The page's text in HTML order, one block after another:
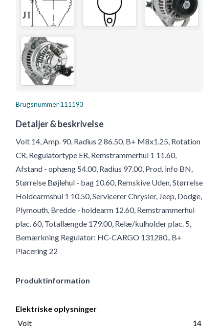
Brugsnummer 111193
Detaljer & beskrivelse
Volt 14, Amp. 90, Radius 2 86.50, B+ M8x1.25, Rotation
CR, Regulatortype ER, Remstrammerhul 1 11.60,
Afstand - ophæng 54.00, Radius 97.00, Prod. info BN,
Størrelse Bøjlehul - bag 10.60, Remskive Uden, Størrelse
Holdearmshul 1 10.50, Servicerer Chrysler, Jeep, Dodge,
Plymouth, Bredde - holdearm 12.60, Remstrammerhul
plac. 60, Totallængde 179.00, Relæ/kulholder plac. 5,
Bemærkning Regulator: HC-CARGO 131280., B+
Placering 22
Produktinformation
Elektriske oplysninger
Volt
14